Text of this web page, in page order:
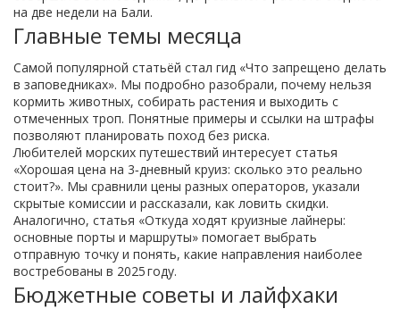
на две недели на Бали.
Главные темы месяца
Самой популярной статьёй стал гид «Что запрещено делать
в заповедниках». Мы подробно разобрали, почему нельзя
кормить животных, собирать растения и выходить с
отмеченных троп. Понятные примеры и ссылки на штрафы
позволяют планировать поход без риска.
Любителей морских путешествий интересует статья
«Хорошая цена на 3‑дневный круиз: сколько это реально
стоит?». Мы сравнили цены разных операторов, указали
скрытые комиссии и рассказали, как ловить скидки.
Аналогично, статья «Откуда ходят круизные лайнеры:
основные порты и маршруты» помогает выбрать
отправную точку и понять, какие направления наиболее
востребованы в 2025 году.
Бюджетные советы и лайфхаки